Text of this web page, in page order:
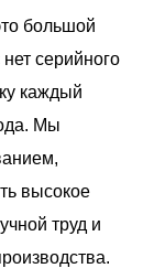
большой
серийного
каждый
Мы
высокое
труд и